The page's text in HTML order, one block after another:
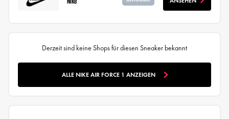
Derzeit sind keine Shops für diesen Sneaker bekannt
ALLE NIKE AIR FORCE 1 ANZEIGEN